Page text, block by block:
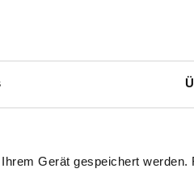
Gerät gespeichert werden.
folgende